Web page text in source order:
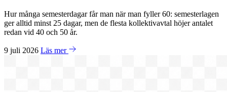
Hur många semesterdagar får man när man fyller 60: semesterlagen
ger alltid minst 25 dagar, men de flesta kollektivavtal höjer antalet
redan vid 40 och 50 år.
9 juli 2026 Läs mer